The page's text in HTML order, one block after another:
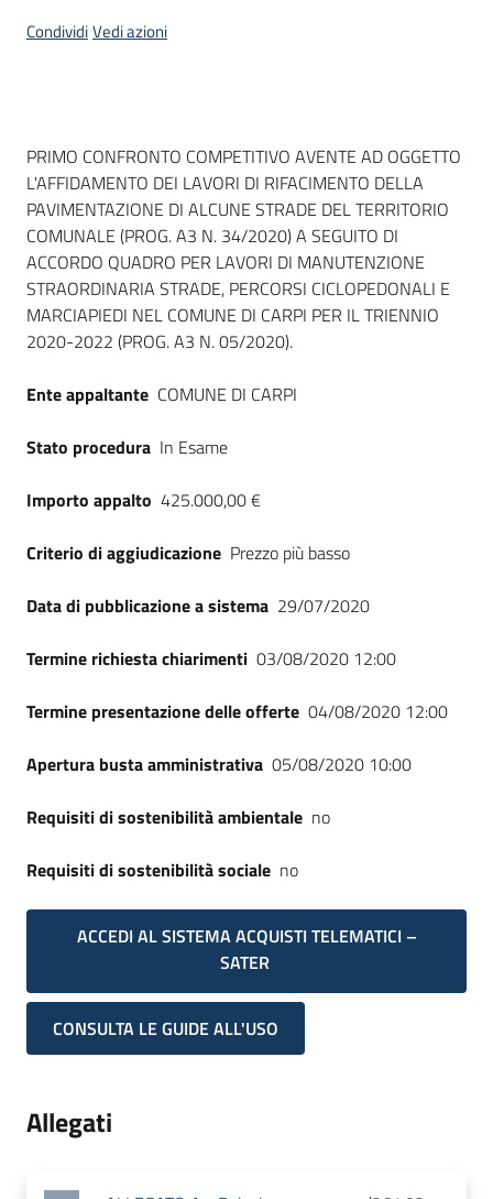
CondividiVedi azioni
Dati del bando
PRIMO CONFRONTO COMPETITIVO AVENTE AD OGGETTO
L'AFFIDAMENTO DEI LAVORI DI RIFACIMENTO DELLA
PAVIMENTAZIONE DI ALCUNE STRADE DEL TERRITORIO
COMUNALE (PROG. A3 N. 34/2020) A SEGUITO DI
ACCORDO QUADRO PER LAVORI DI MANUTENZIONE
STRAORDINARIA STRADE, PERCORSI CICLOPEDONALI E
MARCIAPIEDI NEL COMUNE DI CARPI PER IL TRIENNIO
2020-2022 (PROG. A3 N. 05/2020).
Ente appaltante COMUNE DI CARPI
Stato procedura In Esame
Importo appalto 425.000,00 €
Criterio di aggiudicazione Prezzo più basso
Data di pubblicazione a sistema 29/07/2020
Termine richiesta chiarimenti 03/08/2020 12:00
Termine presentazione delle offerte 04/08/2020 12:00
Apertura busta amministrativa 05/08/2020 10:00
Requisiti di sostenibilità ambientale no
Requisiti di sostenibilità sociale no
ACCEDI AL SISTEMA ACQUISTI TELEMATICI –
SATER
CONSULTA LE GUIDE ALL'USO
Allegati